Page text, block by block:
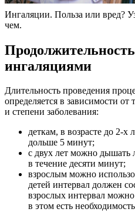
Ингаляции. Польза или вред?
чем.
ингаляциями
Длительность проведения
определяется в зависимости от
и степени заболевания:
деткам, в возрасте до 2-х
дольше 5 минут;
с двух лет можно дышать
в течение десяти минут;
взрослым можно
детей интервал должен
взрослых интервал можно
в этом есть